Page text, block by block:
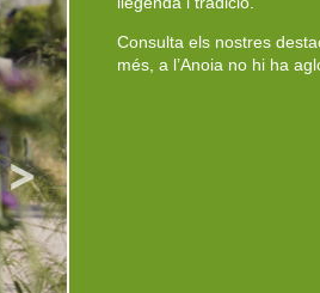
Consulta els nostres
més, a l’Anoia no hi ha